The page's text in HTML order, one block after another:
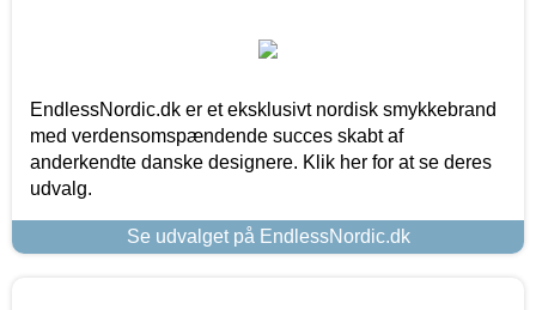
EndlessNordic.dk er et eksklusivt nordisk smykkebrand
med verdensomspændende succes skabt af
anderkendte danske designere. Klik her for at se deres
udvalg.
Se udvalget på EndlessNordic.dk